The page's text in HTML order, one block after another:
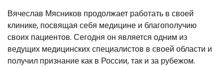
Вячеслав Мясников продолжает работать в своей
клинике, посвящая себя медицине и благополучию
своих пациентов. Сегодня он является одним из
ведущих медицинских специалистов в своей области и
получил признание как в России, так и за рубежом.